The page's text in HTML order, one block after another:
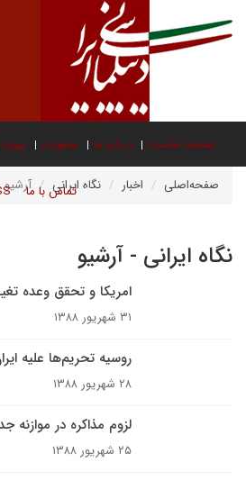
صفحه نخست درباره ما عضویت
تماس با ما صفحه‌اصلی اخبار نگاه ایرانی آرشیو
نگاه ایرانی - آرشیو
امریکا و تحقق وعده
۳۱ شهریور ۱۳۸۸
روسیه تحریم‌ها علیه
۲۸ شهریور ۱۳۸۸
لزوم مذاکره در موازنه
۲۵ شهریور ۱۳۸۸